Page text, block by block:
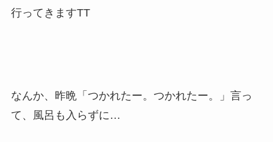
行ってきますTT
なんか、昨晩「つかれたー。つかれたー。」言っ
て、風呂も入らずに…